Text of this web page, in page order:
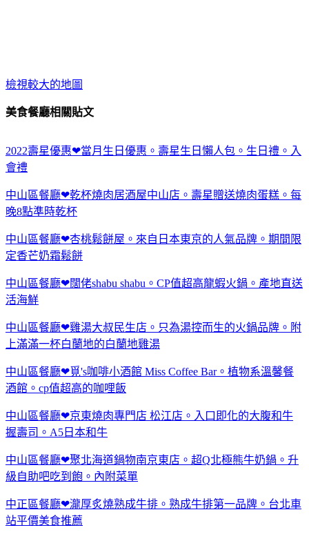
檢視較大的地圖
美食餐廳相關貼文
2022壽星優惠❤當月生日優惠。壽星生日懶人包。生日禮。入
會禮
中山區餐廳❤乾杯燒肉居酒屋中山店。壽星贈送燒肉蛋糕。每
晚8點準時乾杯
中山區餐廳❤杏桃鬆餅屋。來自日本東京的人氣品牌。期間限
定香芒奶霜鬆餅
中山區餐廳❤闊佬shabu shabu。CP值超高龍蝦火鍋。產地直送
活海鮮
中山區餐廳❤雞湯大叔民生店。只為湯控而生的火鍋品牌。附
上滿滿一杯白蘭地的白蘭地雞湯
中山區餐廳❤覓's咖啡小酒館 Miss Coffee Bar。植物系溫馨餐
酒館。cp值超高的咖哩飯
中山區餐廳❤京東燒肉專門店 松江店。入口即化的大腹和牛
握壽司。A5日本和牛
中山區餐廳❤聚北海道鍋物南京東店。超Q北極熊牛奶鍋。升
級自助吧吃到飽。內附菜單
中正區餐廳❤瀧厚炙燒熟成牛排。熟成牛排第一品牌。台北車
站平價美食推薦